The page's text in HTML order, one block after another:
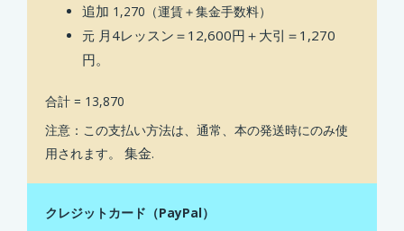
追加 1,270（運賃＋集金手数料）
元 月4レッスン＝12,600円＋大引＝1,270
円。
合計 = 13,870
注意：この支払い方法は、通常、本の発送時にのみ使
用されます。 集金.
クレジットカード（PayPal）